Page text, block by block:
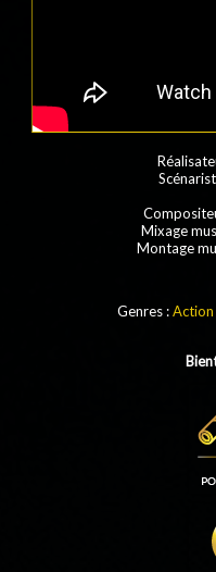
Mixage
Montage
Genres :Action